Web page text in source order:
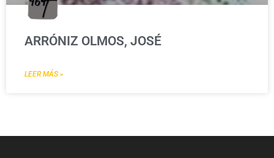
ARRÓNIZ OLMOS, JOSÉ
LEER MÁS »